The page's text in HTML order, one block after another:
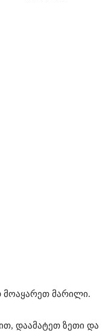
მოაყარეთ მარილი.
დაამატეთ ზეთი და